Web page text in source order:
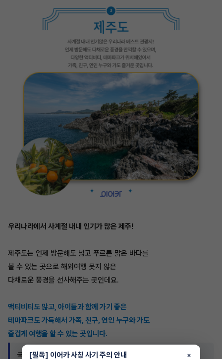
우리나라에서 사계절 내내 인기가 많은 제주!
제주도는 언제 방문해도 넓고 푸르른 맑은 바다를
볼 수 있는 곳으로 해외여행 못지 않은
다채로운 풍경을 선사해주는 곳인데요.
액티비티도 많고, 아이들과 함께 가기 좋은
테마파크도 가득해서 가족, 친구, 연인 누구와 가도
즐겁게 여행을 할 수 있는 곳입니다.
국내 9월 추석연휴 여행지 :: 울릉도
[필독] 이어카 사칭 사기 주의 안내 ×